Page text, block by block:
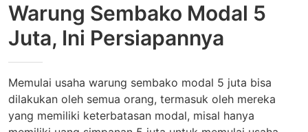
Warung Sembako Modal 5
Juta, Ini Persiapannya
Memulai usaha warung sembako modal 5 juta bisa
dilakukan oleh semua orang, termasuk oleh mereka
yang memiliki keterbatasan modal, misal hanya